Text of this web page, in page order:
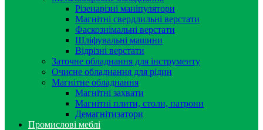
Різенарізні маніпулятори
Магнітні свердлильні верстати
Фаскознімальні верстати
Шліфувальні машини
Відрізні верстати
Заточне обладнання для інструменту
Очисне обладнання для рідин
Магнітне обладнання
Магнітні захвати
Магнітні плити, столи, патрони
Демагнітизатори
Промислові меблі